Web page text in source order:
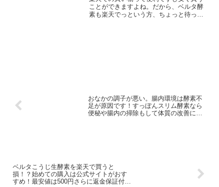
プリも付いてくる
ことができますよね。だから、ベルタ酵
素も楽天でっという方、ちょっと待っ
おなかの調子が悪い。腸内環境は酵素不
足が原因です！すっぽんスリム酵素なら
便秘や腸内の掃除もして体質の改善にピ
ベルタこうじ生酵素を楽天で買うと
損！？始めての購入は公式サイトがおす
すめ！最安値は500円さらに返金保証付